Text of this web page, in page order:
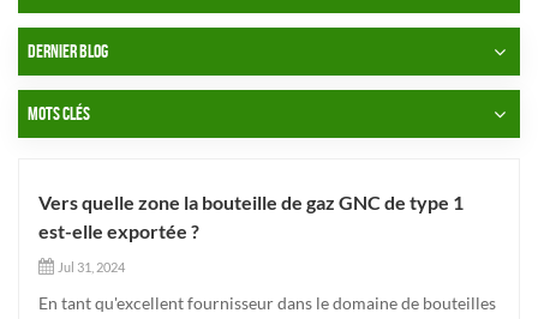
DERNIER BLOG
MOTS CLÉS
Vers quelle zone la bouteille de gaz GNC de type 1
est-elle exportée ?
Jul 31, 2024
En tant qu'excellent fournisseur dans le domaine de bouteilles